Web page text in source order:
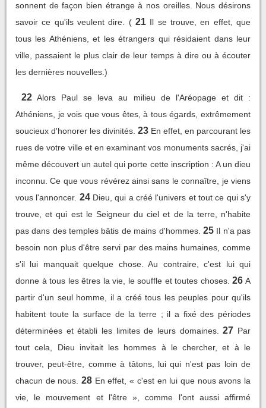
sonnent de façon bien étrange à nos oreilles. Nous désirons
savoir ce qu'ils veulent dire. ( 21 Il se trouve, en effet, que
tous les Athéniens, et les étrangers qui résidaient dans leur
ville, passaient le plus clair de leur temps à dire ou à écouter
les dernières nouvelles.)
22 Alors Paul se leva au milieu de l'Aréopage et dit :
Athéniens, je vois que vous êtes, à tous égards, extrêmement
soucieux d'honorer les divinités. 23 En effet, en parcourant les
rues de votre ville et en examinant vos monuments sacrés, j'ai
même découvert un autel qui porte cette inscription : A un dieu
inconnu. Ce que vous révérez ainsi sans le connaître, je viens
vous l'annoncer. 24 Dieu, qui a créé l'univers et tout ce qui s'y
trouve, et qui est le Seigneur du ciel et de la terre, n'habite
pas dans des temples bâtis de mains d'hommes. 25 Il n'a pas
besoin non plus d'être servi par des mains humaines, comme
s'il lui manquait quelque chose. Au contraire, c'est lui qui
donne à tous les êtres la vie, le souffle et toutes choses. 26 A
partir d'un seul homme, il a créé tous les peuples pour qu'ils
habitent toute la surface de la terre ; il a fixé des périodes
déterminées et établi les limites de leurs domaines.
27 Par
tout cela, Dieu invitait les hommes à le chercher, et à le
trouver, peut-être, comme à tâtons, lui qui n'est pas loin de
chacun de nous. 28 En effet, « c'est en lui que nous avons la
vie, le mouvement et l'être », comme l'ont aussi affirmé